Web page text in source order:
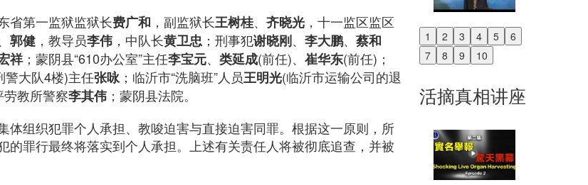
省第一监狱监狱长费广和 ，副监狱长王树桂、齐晓光 ，十一监区监区
郭健 ，教导员李伟 ，中队长黄卫忠 ；刑事犯谢晓刚、 李大鹏、 蔡和
祥；蒙阴县“610办公室”主任李宝元、 类延成(前任)、 崔华东(前任)；
警大队4楼)主任张咏 ；临沂市“洗脑班”人员王明光(临沂市运输公司的退
教所警察李其伟 ；蒙阴县法院。
体组织犯罪个人承担、教唆迫害与直接迫害同罪。根据这一原则，所
的罪行最终将落实到个人承担。上述有关责任人将被彻底追查，并被
1 2 3 4 5
6
7
8 9 10
Previous
Next
活摘真相讲座